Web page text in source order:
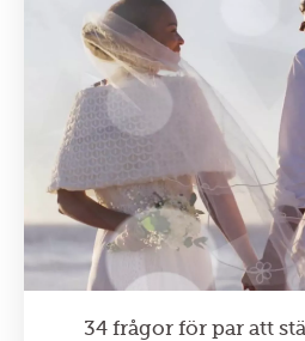
34 frågor för par att